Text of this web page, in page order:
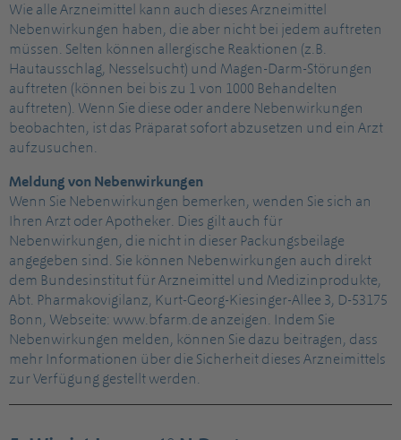
Wie alle Arzneimittel kann auch dieses Arzneimittel
Nebenwirkungen haben, die aber nicht bei jedem auftreten
müssen. Selten können allergische Reaktionen (z.B.
Hautausschlag, Nesselsucht) und Magen-Darm-Störungen
auftreten (können bei bis zu 1 von 1000 Behandelten
auftreten). Wenn Sie diese oder andere Nebenwirkungen
beobachten, ist das Präparat sofort abzusetzen und ein Arzt
aufzusuchen.
Meldung von Nebenwirkungen
Wenn Sie Nebenwirkungen bemerken, wenden Sie sich an
Ihren Arzt oder Apotheker. Dies gilt auch für
Nebenwirkungen, die nicht in dieser Packungsbeilage
angegeben sind. Sie können Nebenwirkungen auch direkt
dem Bundesinstitut für Arzneimittel und Medizinprodukte,
Abt. Pharmakovigilanz, Kurt-Georg-Kiesinger-Allee 3, D-53175
Bonn, Webseite: www.bfarm.de anzeigen. Indem Sie
Nebenwirkungen melden, können Sie dazu beitragen, dass
mehr Informationen über die Sicherheit dieses Arzneimittels
zur Verfügung gestellt werden.